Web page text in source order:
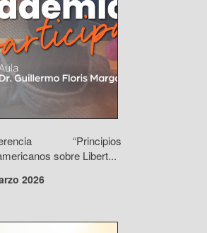
“Principios
sobre Libert...
2026